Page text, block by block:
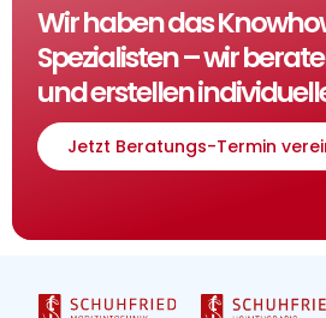
Wir haben das
Spezialisten – wir
und erstellen
Jetzt Beratungs-Termin